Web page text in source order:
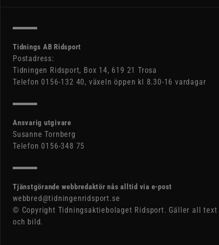
Tidnings AB Ridsport
Postadress:
Tidningen Ridsport, Box 14, 619 21 Trosa
Telefon 0156-132 40, växeln öppen kl 8.30-16 vardagar
Ansvarig utgivare
Susanne Tornberg
Telefon 0156-348 75
Tjänstgörande webbredaktör nås alltid via e-post
webbred@tidningenridsport.se
© Copyright Tidningsaktiebolaget Ridsport. Gäller all text
och bild.